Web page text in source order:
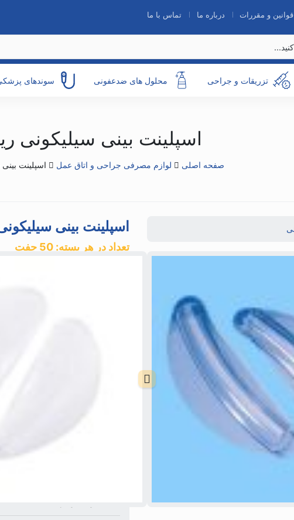
قوانین و مقررات درباره ما تماس با ما
تزریقات و جراحی محلول های ضدعفونی سوندهای
اسپلینت بینی سیلیکونی
صفحه اصلی لوازم مصرفی جراحی و اتاق عمل اسپلینت
اسپلینت بینی
تعداد در هر بسته: 50 جفت
بهبودی است. مدت زمان استفاده از
مشکل در داخل بینی نمی شود و
جراحی بینی هایی که همزمان